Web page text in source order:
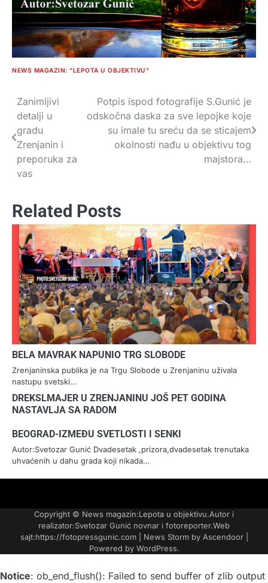
NEWS MAGAZIN: "LEPOTA U OBJEKTIVU"
Navigacija
članaka
Zanimljivi
detalji u
gradu
Zrenjanin i
preporuka za
vas
Potpis ispod fotografije S.Gunić je
odskočna daska za sve lepojke koje
su imale tu sreću da se sticajem
okolnosti nađu u objektivu tog
majstora…
Related Posts
BELA MAVRAK NAPUNIO TRG SLOBODE
Zrenjaninska publika je na Trgu Slobode u Zrenjaninu uživala
nastupu svetski…
DREKSLMAJER U ZRENJANINU JOŠ PET GODINA
NASTAVLJA SA RADOM
BEOGRAD-IZMEĐU SVETLOSTI I SENKI
Autor:Svetozar Gunić Dvadesetak ,prizora,dvadesetak trenutaka
uhvaćenih u dahu grada koji nikada…
VESTI
REKLAME
NAMA
Copyright © News magazin:Lepota u objektivu.Autor i
realizator:Svetozar Gunić novnar i fotoreporter.Web
sajt:https://fotopressgunic.com | News Storm by Ascendoor|
Powered by WordPress.
Notice: ob_end_flush(): Failed to send buffer of zlib output